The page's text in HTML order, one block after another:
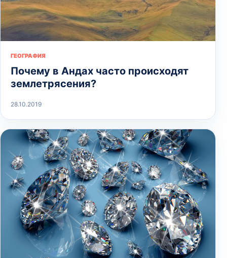
ГЕОГРАФИЯ
Почему в Андах часто происходят
землетрясения?
28.10.2019